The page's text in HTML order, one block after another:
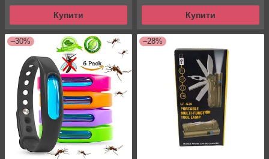
Купити Купити
–30% –28%